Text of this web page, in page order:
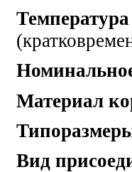
Материал
Вид